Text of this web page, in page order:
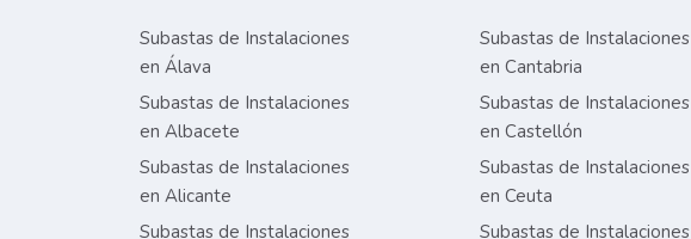
Subastas de Instalaciones
en Álava
Subastas de Instalaciones
en Albacete
Subastas de Instalaciones
en Alicante
Subastas de Instalaciones
Subastas de Instalaciones
en Cantabria
Subastas de Instalaciones
en Castellón
Subastas de Instalaciones
en Ceuta
Subastas de Instalaciones